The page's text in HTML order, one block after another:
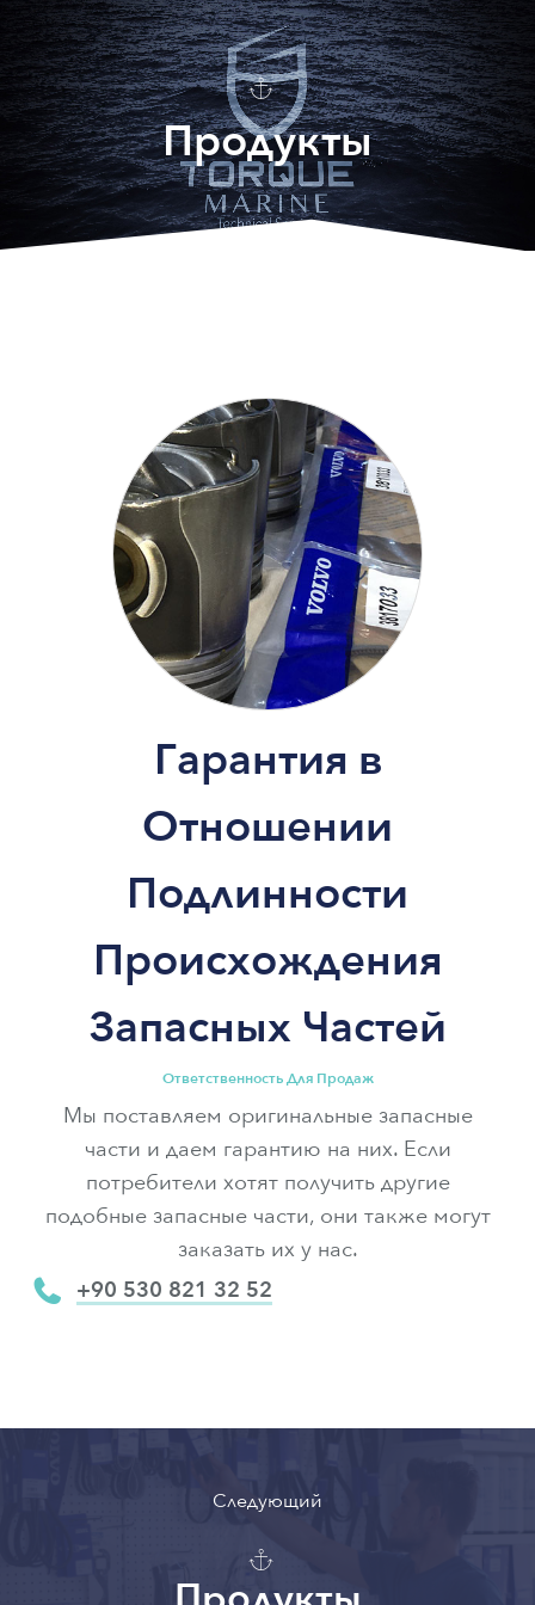
Продукты
Гарантия в
Отношении
Подлинности
Происхождения
Запасных Частей
Oтветственность Для Продаж
Мы поставляем оригинальные запасные
части и даем гарантию на них. Если
потребители хотят получить другие
подобные запасные части, они также могут
заказать их у нас.
📞 +90 530 821 32 52
Следующий